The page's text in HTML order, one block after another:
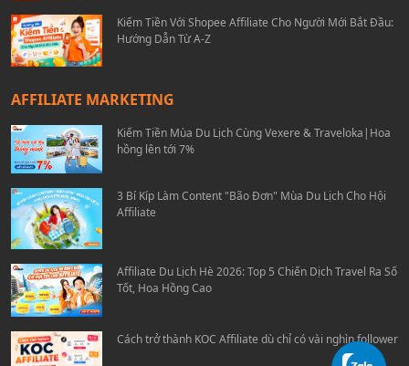
Kiếm Tiền Với Shopee Affiliate Cho Người Mới Bắt Đầu:
Hướng Dẫn Từ A-Z
AFFILIATE MARKETING
Kiếm Tiền Mùa Du Lịch Cùng Vexere & Traveloka|Hoa
hồng lên tới 7%
3 Bí Kíp Làm Content "Bão Đơn" Mùa Du Lịch Cho Hội
Affiliate
Affiliate Du Lịch Hè 2026: Top 5 Chiến Dịch Travel Ra Số
Tốt, Hoa Hồng Cao
Cách trở thành KOC Affiliate dù chỉ có vài nghìn follower